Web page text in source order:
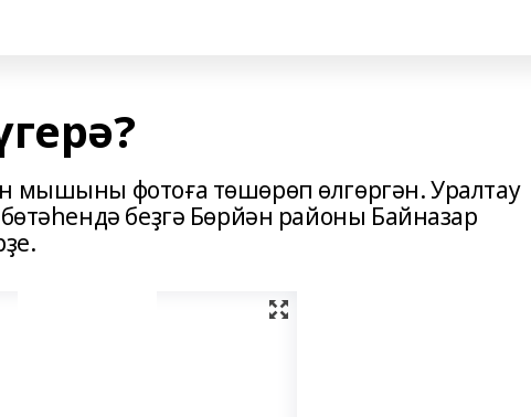
мышыны фотоға төшөрөп өлгөргән. Уралтау
беҙгә Бөрйән районы Байназар